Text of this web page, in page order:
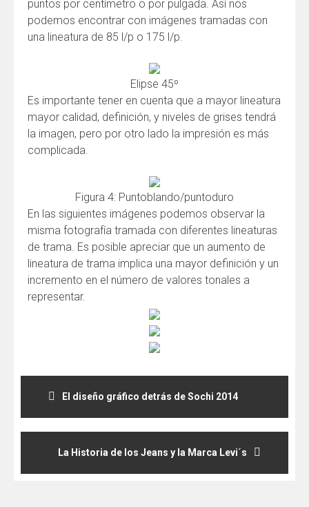
puntos por centímetro o por pulgada. Así nos
podemos encontrar con imágenes tramadas con
una lineatura de 85 l/p o 175 l/p.
Elipse 45º
Es importante tener en cuenta que a mayor lineatura
mayor calidad, definición, y niveles de grises tendrá
la imagen, pero por otro lado la impresión es más
complicada.
Figura 4: Puntoblando/puntoduro
En las siguientes imágenes podemos observar la
misma fotografía tramada con diferentes lineaturas
de trama. Es posible apreciar que un aumento de
lineatura de trama implica una mayor definición y un
incremento en el número de valores tonales a
representar.
Post
navigationEl diseño gráfico detrás de Sochi 2014
La Historia de los Jeans y la Marca Levi´s